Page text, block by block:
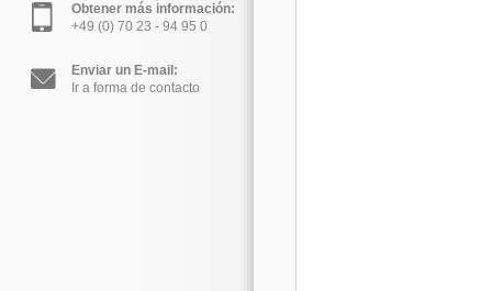
Obtener más información:
+49 (0) 70 23 - 94 95 0
Enviar un E-mail:
Ir a forma de contacto